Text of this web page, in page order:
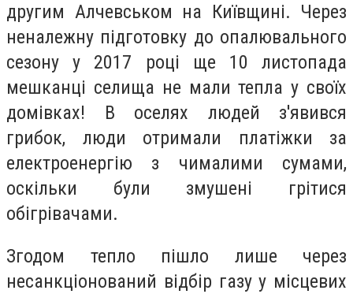
другим Алчевськом на Київщині. Через
неналежну підготовку до опалювального
сезону у 2017 році ще 10 листопада
мешканці селища не мали тепла у своїх
домівках! В оселях людей з'явився
грибок, люди отримали платіжки за
електроенергію з чималими сумами,
оскільки були змушені грітися
обігрівачами.
Згодом тепло пішло лише через
несанкціонований відбір газу у місцевих